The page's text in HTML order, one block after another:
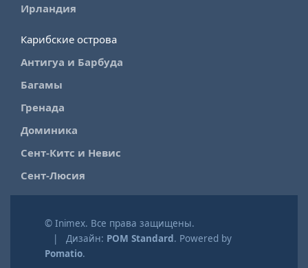
Ирландия
Карибские острова
Антигуа и Барбуда
Багамы
Гренада
Доминика
Сент-Китс и Невис
Сент-Люсия
© Inimex. Все права защищены.
| Дизайн: POM Standard. Powered by
Pomatio.